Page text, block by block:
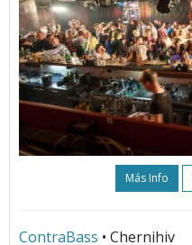
Más Info
ContraBass • Chernihiv